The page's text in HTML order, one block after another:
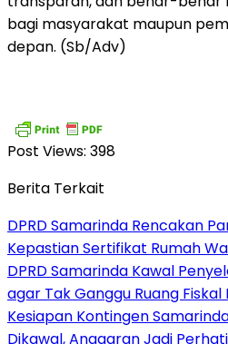
bagi masyarakat maupun
depan. (Sb/Adv)
Post Views: 398
Berita Terkait
DPRD Samarinda Rencakan
Kepastian Sertifikat Rumah
DPRD Samarinda Kawal
agar Tak Ganggu Ruang
Kesiapan Kontingen
Dikawal, Anggaran Jadi